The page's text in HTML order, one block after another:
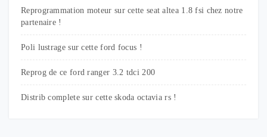
Reprogrammation moteur sur cette seat altea 1.8 fsi chez notre
partenaire !
Poli lustrage sur cette ford focus !
Reprog de ce ford ranger 3.2 tdci 200
Distrib complete sur cette skoda octavia rs !